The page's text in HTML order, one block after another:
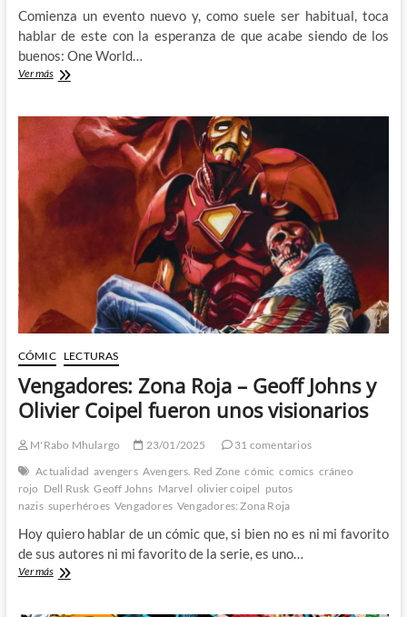
Comienza un evento nuevo y, como suele ser habitual, toca
hablar de este con la esperanza de que acabe siendo de los
buenos: One World…
Ver másPrometedor
World
Under
CÓMIC LECTURAS
Vengadores: Zona Roja – Geoff Johns y
Olivier Coipel fueron unos visionarios
M'Rabo Mhulargo 23/01/2025
31 comentarios
Actualidad avengers Avengers. Red Zone cómic comics cráneo
rojo Dell Rusk Geoff Johns Marvel olivier coipel putos
nazis superhéroes Vengadores Vengadores: Zona Roja
Hoy quiero hablar de un cómic que, si bien no es ni mi favorito
de sus autores ni mi favorito de la serie, es uno…
Ver másVengadores: